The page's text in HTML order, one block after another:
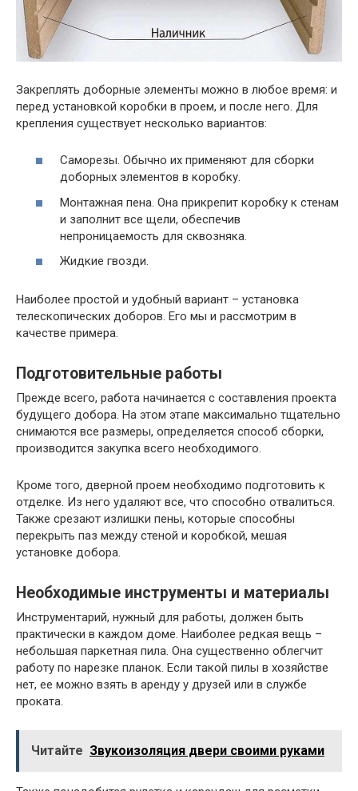
Закреплять доборные элементы можно в любое время: и
перед установкой коробки в проем, и после него. Для
крепления существует несколько вариантов:
Саморезы. Обычно их применяют для сборки
доборных элементов в коробку.
Монтажная пена. Она прикрепит коробку к стенам
и заполнит все щели, обеспечив
непроницаемость для сквозняка.
Жидкие гвозди.
Наиболее простой и удобный вариант – установка
телескопических доборов. Его мы и рассмотрим в
качестве примера.
Подготовительные работы
Прежде всего, работа начинается с составления проекта
будущего добора. На этом этапе максимально тщательно
снимаются все размеры, определяется способ сборки,
производится закупка всего необходимого.
Кроме того, дверной проем необходимо подготовить к
отделке. Из него удаляют все, что способно отвалиться.
Также срезают излишки пены, которые способны
перекрыть паз между стеной и коробкой, мешая
установке добора.
Необходимые инструменты и материалы
Инструментарий, нужный для работы, должен быть
практически в каждом доме. Наиболее редкая вещь –
небольшая паркетная пила. Она существенно облегчит
работу по нарезке планок. Если такой пилы в хозяйстве
нет, ее можно взять в аренду у друзей или в службе
проката.
Читайте Звукоизоляция двери своими руками